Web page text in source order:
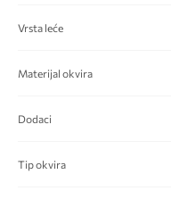
Vrsta leće
Materijal okvira
Dodaci
Tip okvira